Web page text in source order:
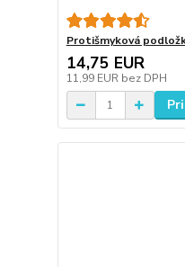
Protišmyková
14,75 EUR
11,99 EUR bez DPH